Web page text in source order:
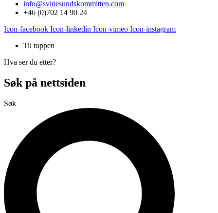
info@svinesundskommitten.com
+46 (0)702 14 90 24
Icon-facebook Icon-linkedin Icon-vimeo Icon-instagram
Til toppen
Hva ser du etter?
Søk på nettsiden
Søk